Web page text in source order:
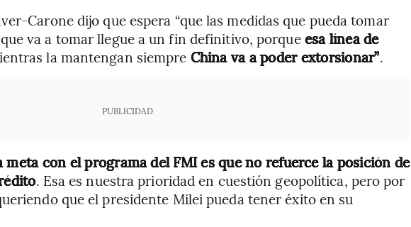
Carone dijo que espera “que las medidas que pueda tomar
va a tomar llegue a un fin definitivo, porqueesa línea de
la mantengan siempre China va a poder extorsionar”.
PUBLICIDAD
meta con el programa del FMI es que no refuerce la posición de
. Esa es nuestra prioridad en cuestión geopolítica, pero por
que el presidente Milei pueda tener éxito en su